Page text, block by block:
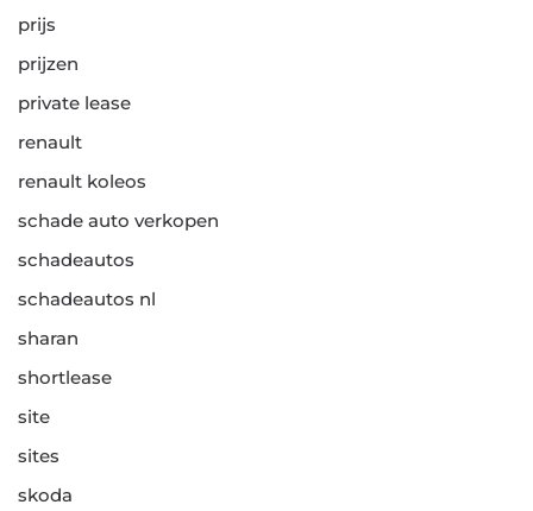
prijs
prijzen
private lease
renault
renault koleos
schade auto verkopen
schadeautos
schadeautos nl
sharan
shortlease
site
sites
skoda